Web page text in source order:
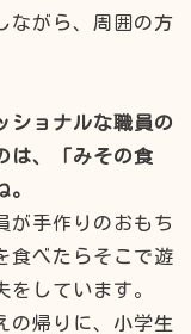
ながら、周囲の方
ショナルな職員の
は、「みその食
が手作りのおもち
食べたらそこで遊
しています。
の帰りに、小学生